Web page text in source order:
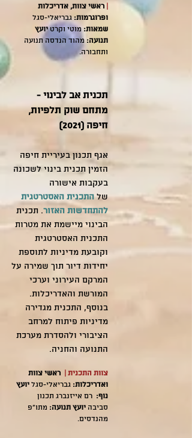
ראשי צוות, אדריכלות
ופרוגרמות:גבריאלי-סגל
שמאות:מוטי וקרטיועץ
תנועה: מהוד הנדסה תנועה
ותחבורה.
תכנית אב לבינוי -
מתחם שוק תלפיות,
חיפה (2021)
אגף תכנון בעיריית חיפה
הזמין תכנית בינוי לשכונה
בעקבות אישורה
שלהתכנית האסטרטגית
להתחדשות האזור. תכנית
הבינוי מיישמת את מטרות
התכנית האסטרטגית
וקובעת מדיניות לתוספת
יחידות דיור תוך שמירה על
המרקם העירוני וערכי
המורשת והאדריכלות.
בנוסף, התכנית מגדירה
מדיניות פיתוח למרחב
הציבורי ולהסדרת מערכת
התנועה והחניה.
צוות התכנית | ​ראשי צוות
ואדריכלות: גבריאלי-סגליועץ
נוף: רם אייזנברג תכנון
סביבהיועץ תנועה: מתו"פ
מהנדסים.